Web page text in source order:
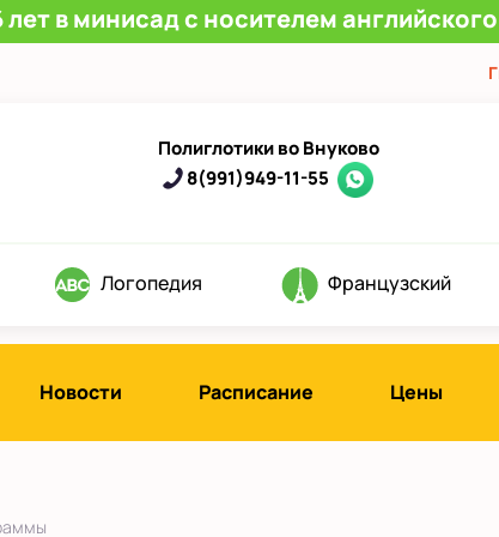
в минисад с носителем
Полиглотики во Внуково
8(991)949-11-55
Логопедия Французский
Новости Расписание Цены